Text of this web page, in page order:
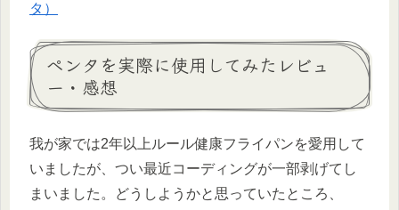
タ）
ペンタを実際に使用してみたレビュ
ー・感想
我が家では2年以上ルール健康フライパンを愛用して
いましたが、つい最近コーディングが一部剥げてし
まいました。どうしようかと思っていたところ、